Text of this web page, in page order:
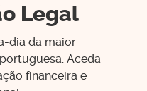
Legal
dia da maior
Aceda
financeira e